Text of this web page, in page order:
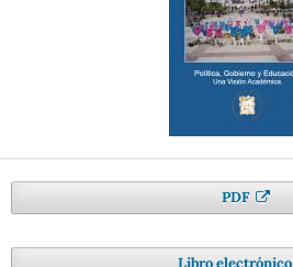
PDF
Libro electrónico